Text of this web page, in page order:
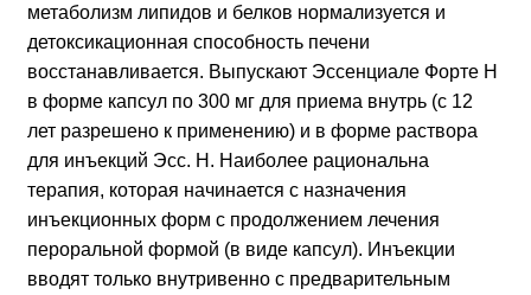
метаболизм липидов и белков нормализуется и
детоксикационная способность печени
восстанавливается. Выпускают Эссенциале Форте Н
в форме капсул по 300 мг для приема внутрь (с 12
лет разрешено к применению) и в форме раствора
для инъекций Эсс. Н. Наиболее рациональна
терапия, которая начинается с назначения
инъекционных форм с продолжением лечения
пероральной формой (в виде капсул). Инъекции
вводят только внутривенно с предварительным